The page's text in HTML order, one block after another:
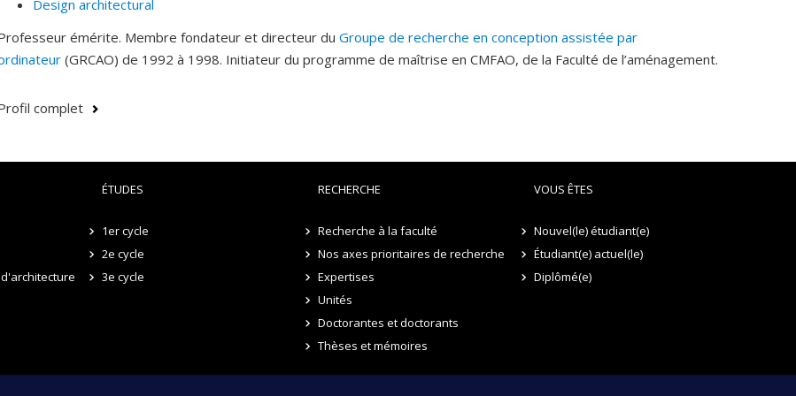
à traduire les limitations induites par les processus physiques de production en contraintes numériques pour les
processus de recherche de formes, assurant ainsi la production de formes architecturales et structurelles
fabricables.
plus durable, l’intégration de principes d’économie circulaire comme la réutilisation des matériaux est primordiale.
standard. Comment les kits contraints de matériaux de construction récupérés peuvent-ils façonner les processus
de recherche et d’optimisation de formes architecturales non standard ?
Design architectural
émérite. Membre fondateur et directeur du Groupe de recherche en conception assistée par
(GRCAO) de 1992 à 1998. Initiateur du programme de maîtrise en CMFAO, de la Faculté de l’aménagement.
complet
ÉTUDES
1er cycle
2e cycle
3e cycle
RECHERCHE
Recherche à la faculté
Nos axes prioritaires de recherche
Expertises
Unités
Doctorantes et doctorants
Thèses et mémoires
VOUS ÊTES
Nouvel(le) étudiant(e)
Étudiant(e) actuel(le)
Diplômé(e)